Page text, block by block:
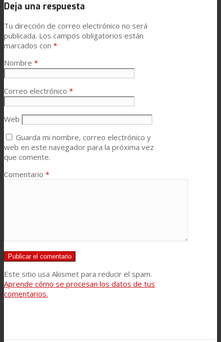
Deja una respuesta
Tu dirección de correo electrónico no será
publicada. Los campos obligatorios están
marcados con *
Nombre *
Correo electrónico *
Web
Guarda mi nombre, correo electrónico y
web en este navegador para la próxima vez
que comente.
Comentario *
Este sitio usa Akismet para reducir el spam.
Aprende cómo se procesan los datos de tus
comentarios.